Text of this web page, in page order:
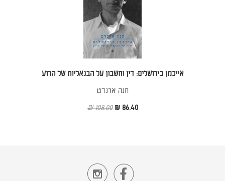
אייכמן בירושלים: דין וחשבון על הבנאליות של הרוע
חנה ארנדט
86.40 ₪
108.00 ₪